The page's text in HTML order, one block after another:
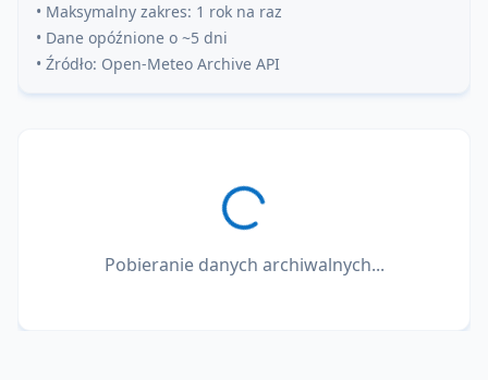
• Maksymalny zakres: 1 rok na raz
• Dane opóźnione o ~5 dni
• Źródło: Open-Meteo Archive API
Pobieranie danych archiwalnych...